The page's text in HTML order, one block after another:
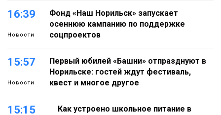
16:39
Новости
Фонд «Наш Норильск» запускает
осеннюю кампанию по поддержке
соцпроектов
15:57
Новости
Первый юбилей «Башни» отпразднуют в
Норильске: гостей ждут фестиваль,
квест и многое другое
15:15
Как устроено школьное питание в